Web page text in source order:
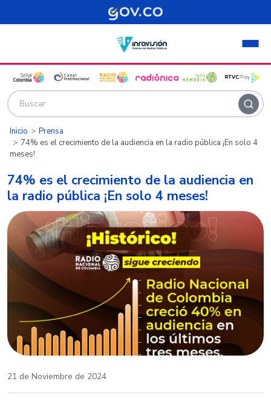
Pasar al contenido principal
Inicio
Prensa
74% es el crecimiento de la audiencia en la radio pública ¡En solo 4
meses!
74% es el crecimiento de la audiencia en
la radio pública ¡En solo 4 meses!
21 de Noviembre de 2024